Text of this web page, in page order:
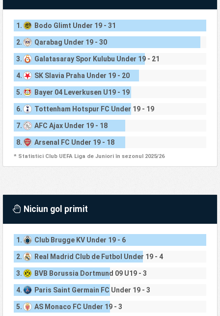
1. Bodo Glimt Under 19 - 31
2. Qarabag Under 19 - 30
3. Galatasaray Spor Kulubu Under 19 - 21
4. SK Slavia Praha Under 19 - 20
5. Bayer 04 Leverkusen U19 - 19
6. Tottenham Hotspur FC Under 19 - 19
7. AFC Ajax Under 19 - 18
8. Arsenal FC Under 19 - 18
* Statistici Club UEFA Liga de Juniori în sezonul 2025/26
Niciun gol primit
1. Club Brugge KV Under 19 - 6
2. Real Madrid Club de Futbol Under 19 - 4
3. BVB Borussia Dortmund 09 U19 - 3
4. Paris Saint Germain FC Under 19 - 3
5. AS Monaco FC Under 19 - 3